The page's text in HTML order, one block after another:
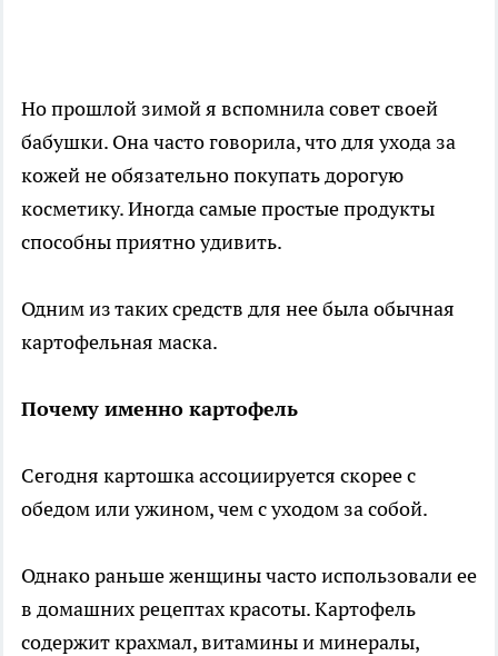
Но прошлой зимой я вспомнила совет своей
бабушки. Она часто говорила, что для ухода за
кожей не обязательно покупать дорогую
косметику. Иногда самые простые продукты
способны приятно удивить.
Одним из таких средств для нее была обычная
картофельная маска.
Почему именно картофель
Сегодня картошка ассоциируется скорее с
обедом или ужином, чем с уходом за собой.
Однако раньше женщины часто использовали ее
в домашних рецептах красоты. Картофель
содержит крахмал, витамины и минералы,